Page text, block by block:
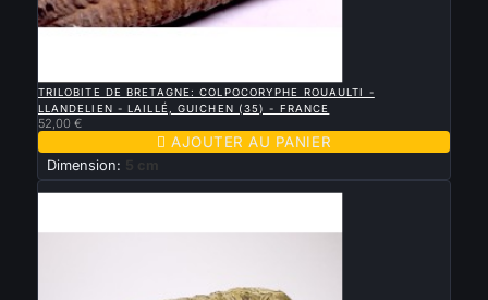
TRILOBITE DE BRETAGNE: COLPOCORYPHE ROUAULTI -
LLANDELIEN - LAILLÉ, GUICHEN (35) - FRANCE
52,00 €
 AJOUTER AU PANIER
Dimension: 5 cm
Nouveau